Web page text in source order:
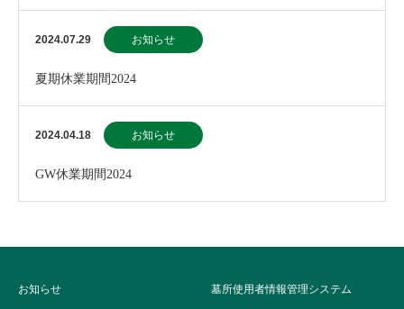
2024.07.29 お知らせ
夏期休業期間2024
2024.04.18 お知らせ
GW休業期間2024
お知らせ 墓所使用者情報管理システム